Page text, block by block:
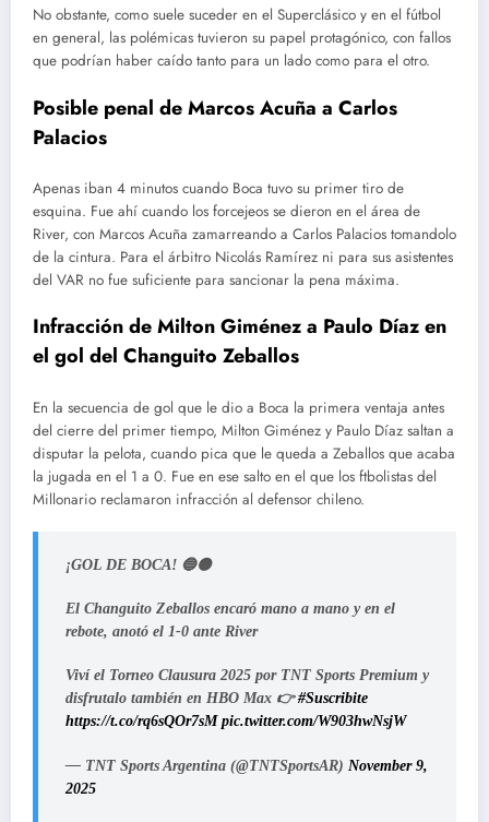
No obstante, como suele suceder en el Superclásico y en el fútbol
en general, las polémicas tuvieron su papel protagónico, con fallos
que podrían haber caído tanto para un lado como para el otro.
Posible penal de Marcos Acuña a Carlos
Palacios
Apenas iban 4 minutos cuando Boca tuvo su primer tiro de
esquina. Fue ahí cuando los forcejeos se dieron en el área de
River, con Marcos Acuña zamarreando a Carlos Palacios tomandolo
de la cintura. Para el árbitro Nicolás Ramírez ni para sus asistentes
del VAR no fue suficiente para sancionar la pena máxima.
Infracción de Milton Giménez a Paulo Díaz en
el gol del Changuito Zeballos
En la secuencia de gol que le dio a Boca la primera ventaja antes
del cierre del primer tiempo, Milton Giménez y Paulo Díaz saltan a
disputar la pelota, cuando pica que le queda a Zeballos que acaba
la jugada en el 1 a 0. Fue en ese salto en el que los ftbolistas del
Millonario reclamaron infracción al defensor chileno.
¡GOL DE BOCA! 🔵🟡
El Changuito Zeballos encaró mano a mano y en el
rebote, anotó el 1-0 ante River
Viví el Torneo Clausura 2025 por TNT Sports Premium y
disfrutalo también en HBO Max 👉#Suscribite
https://t.co/rq6sQOr7sM pic.twitter.com/W903hwNsjW
— TNT Sports Argentina (@TNTSportsAR) November 9,
2025